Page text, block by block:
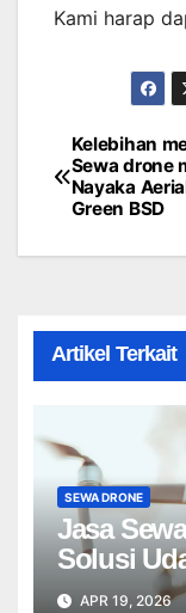
Kami harap
Post
Kelebihan
Sewa drone
Nayaka
Green BSD
Artikel Terkait
SEWA DRONE
Jasa
Solusi
Anda
APR 19, 2026